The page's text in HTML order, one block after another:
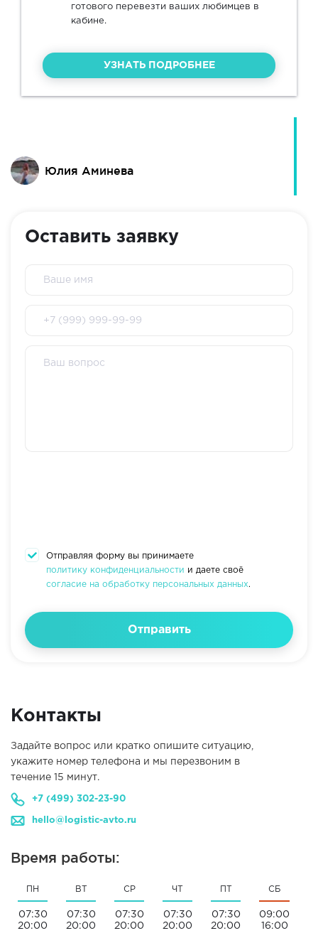
готового перевезти ваших любимцев в
кабине.
УЗНАТЬ ПОДРОБНЕЕ
Юлия Аминева
Контакты
Задайте вопрос или кратко опишите ситуацию,
укажите номер телефона и мы перезвоним в
течение 15 минут.
+7 (499) 302-23-90
hello@logistic-avto.ru
Время работы:
ПН
07:30
20:00
ВТ
07:30
20:00
СР
07:30
20:00
ЧТ
07:30
20:00
07:30
20:00
СБ
09:00
16:00
Оставить заявку
Отправляя форму вы принимаете
политику конфиденциальности
и даете своё
согласие на обработку персональных данных.
Отправить